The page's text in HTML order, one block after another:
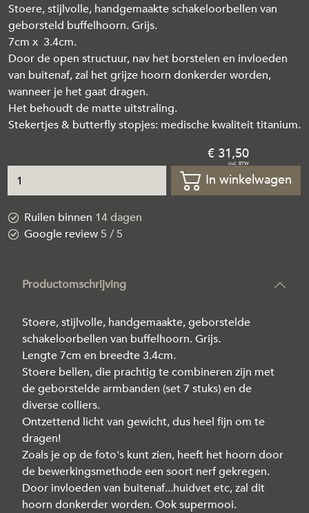
Stoere, stijlvolle, handgemaakte schakeloorbellen van
geborsteld buffelhoorn. Grijs.
7cm x 3.4cm.
Door de open structuur, nav het borstelen en invloeden
van buitenaf, zal het grijze hoorn donkerder worden,
wanneer je het gaat dragen.
Het behoudt de matte uitstraling.
Stekertjes & butterfly stopjes: medische kwaliteit titanium.
31,50
In winkelwagen
Ruilen binnen 14 dagen
Google review5 / 5
Productomschrijving
Stoere, stijlvolle, handgemaakte, geborstelde
schakeloorbellen van buffelhoorn. Grijs.
Lengte 7cm en breedte 3.4cm.
Stoere bellen, die prachtig te combineren zijn met
de geborstelde armbanden (set 7 stuks) en de
diverse colliers.
Ontzettend licht van gewicht, dus heel fijn om te
dragen!
Zoals je op de foto's kunt zien, heeft het hoorn door
de bewerkingsmethode een soort nerf gekregen.
Door invloeden van buitenaf...huidvet etc, zal dit
hoorn donkerder worden. Ook supermooi.